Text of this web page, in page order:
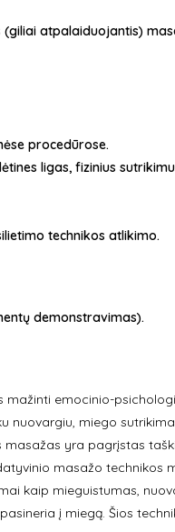
atpalaiduojantis)
procedūrose.
ligas, fizinius
technikos atlikimo.
demonstravimas).
emocinio-
nuovargiu, miego
yra pagrįstas
masažo technikos
kaip mieguistumas,
į miegą. Šios